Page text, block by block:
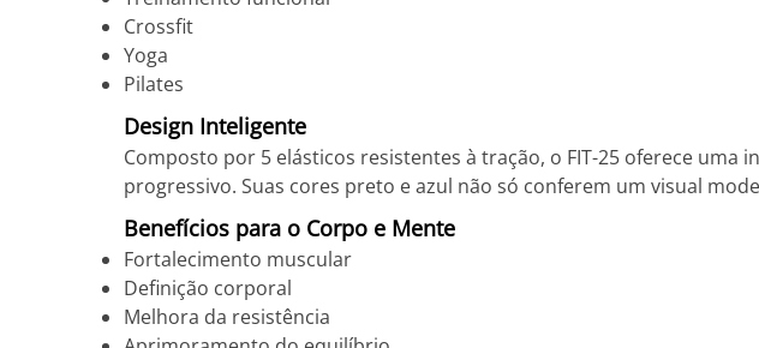
Crossfit
Yoga
Pilates
Design Inteligente
Composto por 5 elásticos resistentes à tração, o FIT-25 oferece
progressivo. Suas cores preto e azul não só conferem um visual
Benefícios para o Corpo e Mente
Fortalecimento muscular
Definição corporal
Melhora da resistência